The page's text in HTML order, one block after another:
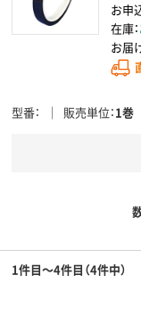
お申
在庫：
お届
型番 販売単位 1巻
1件目～4件目（4件中）